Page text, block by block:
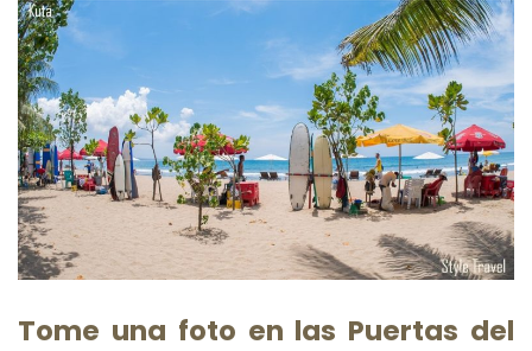
Tome una foto en las Puertas del